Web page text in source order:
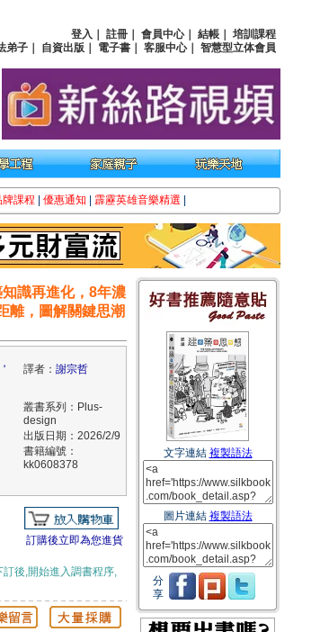
登入 註冊 會員中心｜ 結帳
培訓課程
弟子
自資出版 電子書 客服中心｜ 智慧型立体會員
牌課程 優惠通知 霹靂英雄音樂精選
知識再進化，8年濃
離，圖解關鍵思潮
譯者： 謝宗哲
叢書系列：Plus-
design
出版日期：2026/2/9
書籍編號：
kk0608378
訂購後立即為您進貨
後,開始進入調書程序,
文字連結 複製語法
圖片連結 複製語法
分
享